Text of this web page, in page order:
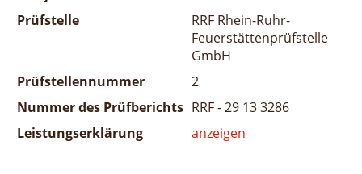
Prüfstelle
RRF Rhein-Ruhr-
Feuerstättenprüfstelle
GmbH
Prüfstellennummer
2
Nummer des Prüfberichts RRF - 29 13 3286
Leistungserklärung
anzeigen